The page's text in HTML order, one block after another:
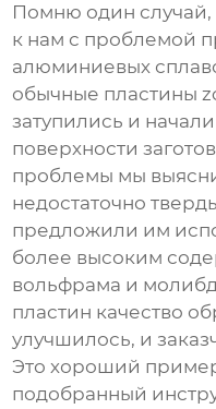
Помню один случай,
к нам с проблемой
алюминиевых
обычные пластины
затупились и
поверхности
проблемы мы
недостаточно
предложили им
более высоким
вольфрама и
пластин качество
улучшилось, и
Это хороший
подобранный